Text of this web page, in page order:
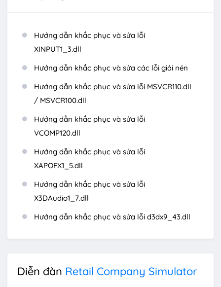
Hướng dẫn khắc phục và sửa lỗi
XINPUT1_3.dll
Hướng dẫn khắc phục và sửa các lỗi giải nén
Hướng dẫn khắc phục và sửa lỗi MSVCR110.dll
/ MSVCR100.dll
Hướng dẫn khắc phục và sửa lỗi
VCOMP120.dll
Hướng dẫn khắc phục và sửa lỗi
XAPOFX1_5.dll
Hướng dẫn khắc phục và sửa lỗi
X3DAudio1_7.dll
Hướng dẫn khắc phục và sửa lỗi d3dx9_43.dll
Diễn đàn Retail Company Simulator